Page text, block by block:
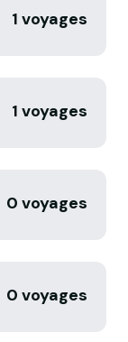
1 voyages
1 voyages
0 voyages
0 voyages